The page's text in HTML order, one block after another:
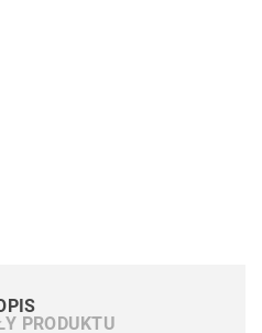
PRODUKTU